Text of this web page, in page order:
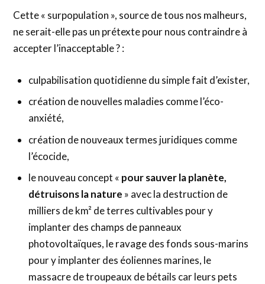
Cette « surpopulation », source de tous nos malheurs,
ne serait-elle pas un prétexte pour nous contraindre à
accepter l’inacceptable ? :
culpabilisation quotidienne du simple fait d’exister,
création de nouvelles maladies comme l’éco-
anxiété,
création de nouveaux termes juridiques comme
l’écocide,
le nouveau concept « pour sauver la planète,
détruisons la nature » avec la destruction de
milliers de km² de terres cultivables pour y
implanter des champs de panneaux
photovoltaïques, le ravage des fonds sous-marins
pour y implanter des éoliennes marines, le
massacre de troupeaux de bétails car leurs pets